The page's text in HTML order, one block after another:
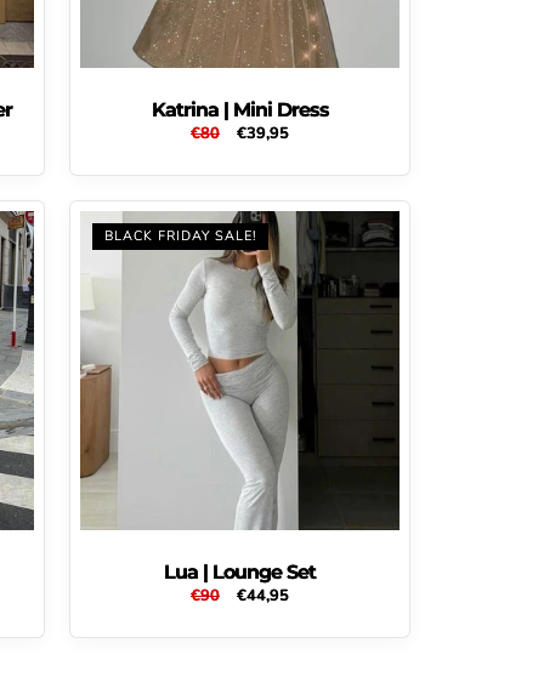
Katrina | Mini Dress
Normale
€80 Aanbiedingsprijs
€39,95
BLACK FRIDAY SALE!
Lua | Lounge Set
Normale
€90 Aanbiedingsprijs
€44,95